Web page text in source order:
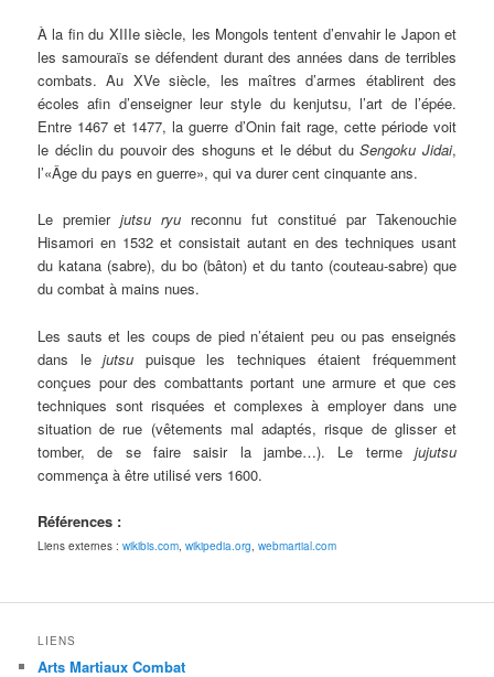
À la fin du XIIIe siècle, les Mongols tentent d’envahir le Japon et
les samouraïs se défendent durant des années dans de terribles
combats. Au XVe siècle, les maîtres d’armes établirent des
écoles afin d’enseigner leur style du kenjutsu, l’art de l’épée.
Entre 1467 et 1477, la guerre d’Onin fait rage, cette période voit
le déclin du pouvoir des shoguns et le début duSengoku Jidai,
l’«Âge du pays en guerre», qui va durer cent cinquante ans.
Le premierjutsu ryu reconnu fut constitué par Takenouchie
Hisamori en 1532 et consistait autant en des techniques usant
du katana (sabre), du bo (bâton) et du tanto (couteau-sabre) que
du combat à mains nues.
Les sauts et les coups de pied n’étaient peu ou pas enseignés
dans lejutsu puisque les techniques étaient fréquemment
conçues pour des combattants portant une armure et que ces
techniques sont risquées et complexes à employer dans une
situation de rue (vêtements mal adaptés, risque de glisser et
tomber, de se faire saisir la jambe…). Le terme jujutsu
commença à être utilisé vers 1600.
Références :
Liens externes :wikibis.com ,wikipedia.org ,webmartial.com
LIENS
Arts Martiaux Combat